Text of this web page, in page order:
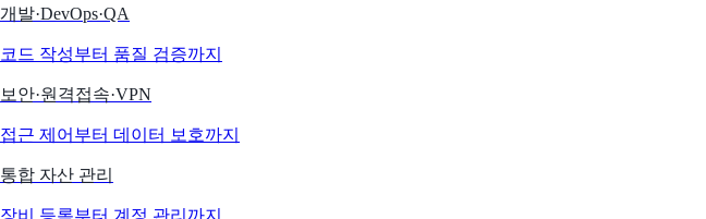
개발·DevOps·QA
코드 작성부터 품질 검증까지
보안·원격접속·VPN
접근 제어부터 데이터 보호까지
통합 자산 관리
장비 등록부터 계정 관리까지